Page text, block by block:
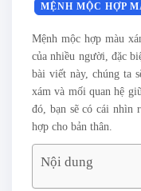
MỆNH MỘC HỢP
Mệnh mộc hợp màu
của nhiều người, đặc
bài viết này, chúng ta
xám và mối quan hệ
đó, bạn sẽ có cái nhìn
hợp cho bản thân.
Nội dung